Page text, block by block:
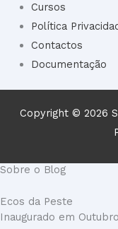
Cursos
Política
Contactos
Documentação
Copyright © 2026
Sobre o Blog
Ecos da Peste
Inaugurado em